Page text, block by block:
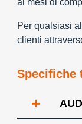
ai mesi di
Per qualsiasi
clienti
Specifiche
+